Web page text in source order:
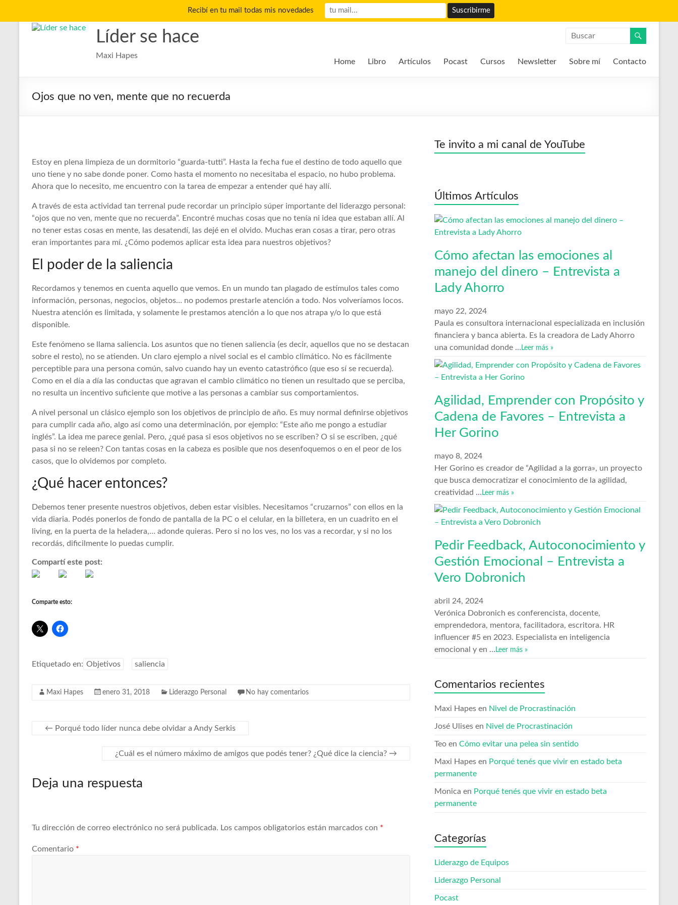
Líder se hace
Maxi Hapes
Home Libro Artículos Pocast Cursos Newsletter Sobre mí Contacto
Ojos que no ven, mente que no recuerda
Estoy en plena limpieza de un dormitorio “guarda-tutti”. Hasta la fecha fue el destino de todo aquello que
uno tiene y no sabe donde poner. Como hasta el momento no necesitaba el espacio, no hubo problema.
Ahora que lo necesito, me encuentro con la tarea de empezar a entender qué hay allí.
A través de esta actividad tan terrenal pude recordar un principio súper importante del liderazgo personal:
“ojos que no ven, mente que no recuerda”. Encontré muchas cosas que no tenía ni idea que estaban allí. Al
no tener estas cosas en mente, las desatendí, las dejé en el olvido. Muchas eran cosas a tirar, pero otras
eran importantes para mí. ¿Cómo podemos aplicar esta idea para nuestros objetivos?
El poder de la saliencia
Recordamos y tenemos en cuenta aquello que vemos. En un mundo tan plagado de estímulos tales como
información, personas, negocios, objetos… no podemos prestarle atención a todo. Nos volveríamos locos.
Nuestra atención es limitada, y solamente le prestamos atención a lo que nos atrapa y/o lo que está
disponible.
Este fenómeno se llama saliencia. Los asuntos que no tienen saliencia (es decir, aquellos que no se destacan
sobre el resto), no se atienden. Un claro ejemplo a nivel social es el cambio climático. No es fácilmente
perceptible para una persona común, salvo cuando hay un evento catastrófico (que eso sí se recuerda).
Como en el día a día las conductas que agravan el cambio climático no tienen un resultado que se perciba,
no resulta un incentivo suficiente que motive a las personas a cambiar sus comportamientos.
A nivel personal un clásico ejemplo son los objetivos de principio de año. Es muy normal definirse objetivos
para cumplir cada año, algo así como una determinación, por ejemplo: “Este año me pongo a estudiar
inglés”. La idea me parece genial. Pero, ¿qué pasa si esos objetivos no se escriben? O si se escriben, ¿qué
pasa si no se releen? Con tantas cosas en la cabeza es posible que nos desenfoquemos o en el peor de los
casos, que lo olvidemos por completo.
¿Qué hacer entonces?
Debemos tener presente nuestros objetivos, deben estar visibles. Necesitamos “cruzarnos” con ellos en la
vida diaria. Podés ponerlos de fondo de pantalla de la PC o el celular, en la billetera, en un cuadrito en el
living, en la puerta de la heladera,… adonde quieras. Pero si no los ves, no los vas a recordar, y si no los
recordás, dificilmente lo puedas cumplir.
Compartí este post:
Comparte esto:
Etiquetado en: Objetivos saliencia
Maxi Hapes enero 31, 2018 Liderazgo Personal No hay comentarios
← Porqué todo líder nunca debe olvidar a Andy Serkis
¿Cuál es el número máximo de amigos que podés tener? ¿Qué dice la ciencia? →
Deja una respuesta
Tu dirección de correo electrónico no será publicada. Los campos obligatorios están marcados con *
Comentario *
Te invito a mi canal de YouTube
Últimos Artículos
Cómo afectan las emociones al
manejo del dinero – Entrevista a
Lady Ahorro
mayo 22, 2024
Paula es consultora internacional especializada en inclusión
financiera y banca abierta. Es la creadora de Lady Ahorro
una comunidad donde … Leer más »
Agilidad, Emprender con Propósito y
Cadena de Favores – Entrevista a
Her Gorino
mayo 8, 2024
Her Gorino es creador de “Agilidad a la gorra», un proyecto
que busca democratizar el conocimiento de la agilidad,
creatividad … Leer más »
Pedir Feedback, Autoconocimiento y
Gestión Emocional – Entrevista a
Vero Dobronich
abril 24, 2024
Verónica Dobronich es conferencista, docente,
emprendedora, mentora, facilitadora, escritora. HR
influencer #5 en 2023. Especialista en inteligencia
emocional y en … Leer más »
Comentarios recientes
Maxi Hapes en Nivel de Procrastinación
José Ulises en Nivel de Procrastinación
Teo en Cómo evitar una pelea sin sentido
Maxi Hapes en Porqué tenés que vivir en estado beta
permanente
Monica en Porqué tenés que vivir en estado beta
permanente
Categorías
Liderazgo de Equipos
Liderazgo Personal
Pocast
Recibí en tu mail todas mis novedades